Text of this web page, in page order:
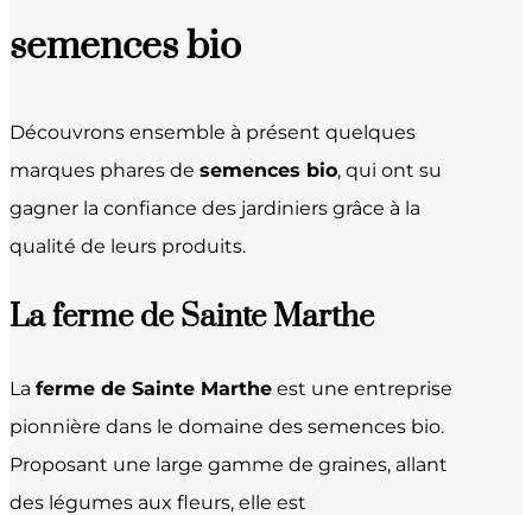
semences bio
Découvrons ensemble à présent quelques
marques phares de semences bio, qui ont su
gagner la confiance des jardiniers grâce à la
qualité de leurs produits.
La ferme de Sainte Marthe
La ferme de Sainte Marthe est une entreprise
pionnière dans le domaine des semences bio.
Proposant une large gamme de graines, allant
des légumes aux fleurs, elle est